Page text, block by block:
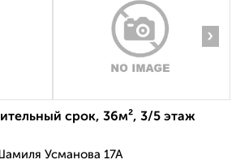
›
срок, 36м², 3/5 этаж
Усманова 17А